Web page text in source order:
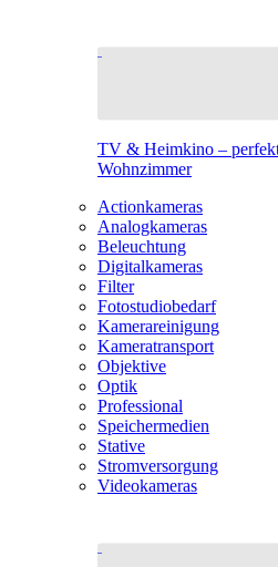
TV & Heimkino –
Wohnzimmer
Actionkameras
Analogkameras
Beleuchtung
Digitalkameras
Filter
Fotostudiobedarf
Kamerareinigung
Kameratransport
Objektive
Optik
Professional
Speichermedien
Stative
Stromversorgung
Videokameras